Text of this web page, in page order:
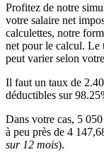
Profitez de notre
votre salaire net
calculettes, notre
net pour le calcul. Le
peut varier selon
Il faut un taux de
déductibles sur
Dans votre cas, 5
à peu près de 4
sur 12 mois).